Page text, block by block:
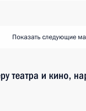
Показать следующие
театра и кино,